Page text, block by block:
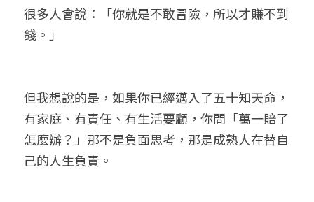
很多人會說：「你就是不敢冒險，所以才賺不到
錢。」
但我想說的是，如果你已經邁入了五十知天命，
有家庭、有責任、有生活要顧，你問「萬一賠了
怎麼辦？」那不是負面思考，那是成熟人在替自
己的人生負責。